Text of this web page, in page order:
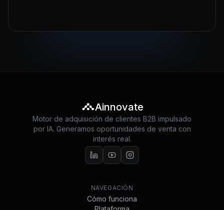
Ainnovate
Motor de adquisición de clientes B2B impulsado
por IA. Generamos oportunidades de venta con
interés real.
NAVEGACIÓN
Cómo funciona